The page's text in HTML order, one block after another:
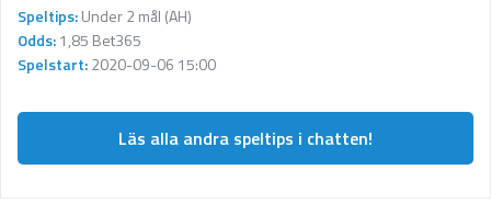
Speltips:Under 2 mål (AH)
Odds:1,85 Bet365
Spelstart:2020-09-06 15:00
Läs alla andra speltips i chatten!